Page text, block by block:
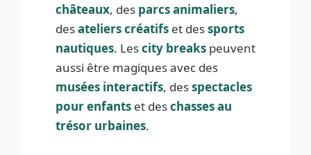
châteaux, des parcs animaliers,
desateliers créatifs et dessports
nautiques. Lescity breaks peuvent
aussi être magiques avec des
musées interactifs, desspectacles
pour enfants et deschasses au
trésor urbaines.